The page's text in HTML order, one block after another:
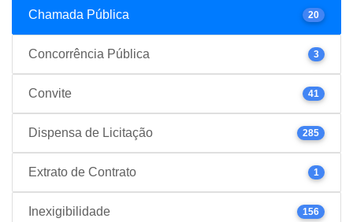
Chamada Pública 20
Concorrência Pública 3
Convite 41
Dispensa de Licitação 285
Extrato de Contrato 1
Inexigibilidade 156